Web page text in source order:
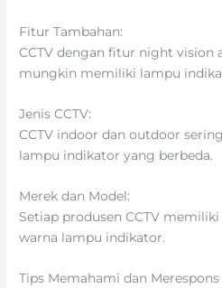
Fitur Tambahan:
CCTV dengan fitur night vision
mungkin memiliki lampu
Jenis CCTV:
CCTV indoor dan outdoor
lampu indikator yang berbeda.
Merek dan Model:
Setiap produsen CCTV
warna lampu indikator.
Tips Memahami dan